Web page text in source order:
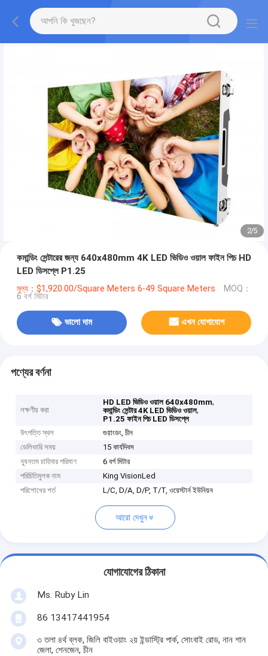
2/5
কমান্ডিং সেন্টারের জন্য 640x480mm 4K LED ভিডিও ওয়াল ফাইন পিচ HD
LED ডিসপ্লে P1.25
মূল্য：$1,920.00/Square Meters 6-49 Square Meters MOQ：
6 বর্গ মিটার
ভালো দাম এখন যোগাযোগ
পণ্যের বর্ণনা
লক্ষণীয় করা
HD LED ভিডিও ওয়াল 640x480mm,
কমান্ডিং সেন্টার 4K LED ভিডিও ওয়াল,
P1.25 ফাইন পিচ LED ডিসপ্লে
উৎপত্তি স্থল
গুয়াংডং, চীন
ডেলিভারি সময়
15 কার্যদিবস
ন্যূনতম চাহিদার পরিমাণ
6 বর্গ মিটার
পরিচিতিমুলক নাম
King VisionLed
পরিশোধের শর্ত
L/C, D/A, D/P, T/T, ওয়েস্টার্ন ইউনিয়ন
আরো দেখুন
যোগাযোগের ঠিকানা
Ms. Ruby Lin
86 13417441954
৩ তলা ৪র্থ ব্লক, জিলি বাইওয়াং ২য় ইন্ডাস্ট্রি পার্ক, সোংবাই রোড, নান শান
জেলা, শেনজেন, চীন